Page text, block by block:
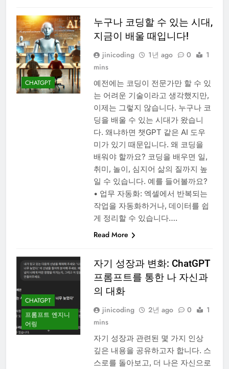
CHATGPT
누구나 코딩할 수 있는 시대,
지금이 배울 때입니다!
jinicoding 1년 ago 0
1
mins
예전에는 코딩이 전문가만 할 수 있
는 어려운 기술이라고 생각했지만,
이제는 그렇지 않습니다. 누구나 코
딩을 배울 수 있는 시대가 왔습니
다. 왜냐하면 챗GPT 같은 AI 도우
미가 있기 때문입니다. 왜 코딩을
배워야 할까요? 코딩을 배우면 일,
취미, 놀이, 심지어 삶의 질까지 높
일 수 있습니다. 예를 들어볼까요?
• 업무 자동화: 엑셀에서 반복되는
작업을 자동화하거나, 데이터를 쉽
게 정리할 수 있습니다….
Read More
CHATGPT
프롬프트 엔지니
어링
자기 성장과 변화: ChatGPT
프롬프트를 통한 나 자신과
의 대화
jinicoding 2년 ago 0
1
mins
자기 성장과 관련된 몇 가지 인상
깊은 내용을 공유하고자 합니다. 스
스로를 돌아보고, 더 나은 자신으로